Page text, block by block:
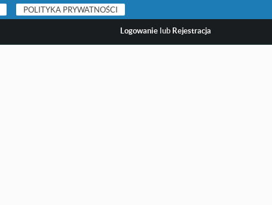
POLITYKA PRYWATNOŚCI
Logowanie lub Rejestracja